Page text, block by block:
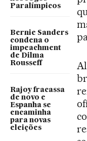
Paralímpicos
Bernie Sanders
condena o
impeachment
de Dilma
Rousseff
Rajoy fracassa
de novo e
Espanha se
encaminha
para novas
eleições